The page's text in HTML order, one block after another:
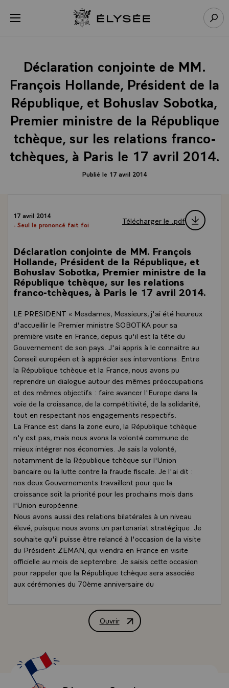
menu Retour à l’accueil Élysée
Déclaration conjointe de MM.
François Hollande, Président de la
République, et Bohuslav Sobotka,
Premier ministre de la République
tchèque, sur les relations franco-
tchèques, à Paris le 17 avril 2014.
Publié le 17 avril 2014
17 avril 2014
- Seul le prononcé fait foi
Télécharger le .pdf
Déclaration conjointe de MM. François
Hollande, Président de la République, et
Bohuslav Sobotka, Premier ministre de la
République tchèque, sur les relations
franco-tchèques, à Paris le 17 avril 2014.
LE PRESIDENT « Mesdames, Messieurs, j'ai été heureux
d'accueillir le Premier ministre SOBOTKA pour sa
première visite en France, depuis qu'il est la tête du
Gouvernement de son pays. J'ai appris à le connaitre au
Conseil européen et à apprécier ses interventions. Entre
la République tchèque et la France, nous avons pu
reprendre un dialogue autour des mêmes préoccupations
et des mêmes objectifs : faire avancer l'Europe dans la
voie de la croissance, de la compétitivité, de la solidarité,
tout en respectant nos engagements respectifs.
La France est dans la zone euro, la République tchèque
n'y est pas, mais nous avons la volonté commune de
mieux intégrer nos économies. Je sais la volonté,
notamment de la République tchèque sur l'Union
bancaire ou la lutte contre la fraude fiscale. Je l'ai dit :
nos deux Gouvernements travaillent pour que la
croissance soit la priorité pour les prochains mois dans
l'Union européenne.
Nous avons aussi des relations bilatérales à un niveau
élevé, puisque nous avons un partenariat stratégique. Je
souhaite qu'il puisse être relancé à l'occasion de la visite
du Président ZEMAN, qui viendra en France en visite
officielle au mois de septembre. Je saisis cette occasion
pour rappeler que la République tchèque sera associée
aux cérémonies du 70ème anniversaire du
Vous savez qu'il y a 500 entreprises françaises installées
en République tchèque et que la France est le 5ème
puissions encore amplifier nos échanges. La croissance
qui repart, aussi bien en République tchèque qu'en
France, est sans doute l'occasion d'avoir de nouveaux
marchés dans nos pays respectifs.
Ouvrir
Déclaration conjointe de MM.
Panneau de gestion des cookies